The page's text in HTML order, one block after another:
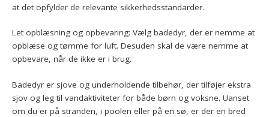
at det opfylder de relevante sikkerhedsstandarder.
Let opblæsning og opbevaring: Vælg badedyr, der er nemme at
opblæse og tømme for luft. Desuden skal de være nemme at
opbevare, når de ikke er i brug.
Badedyr er sjove og underholdende tilbehør, der tilføjer ekstra
sjov og leg til vandaktiviteter for både børn og voksne. Uanset
om du er på stranden, i poolen eller på en sø, er der en bred